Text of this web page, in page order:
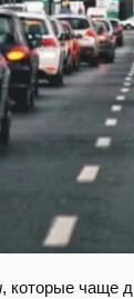
, которые чаще